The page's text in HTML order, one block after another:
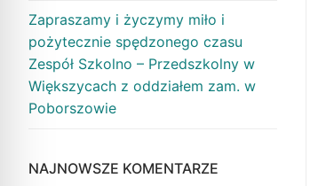
Zapraszamy i życzymy miło i
pożytecznie spędzonego czasu
Zespół Szkolno – Przedszkolny w
Większycach z oddziałem zam. w
Poborszowie
NAJNOWSZE KOMENTARZE